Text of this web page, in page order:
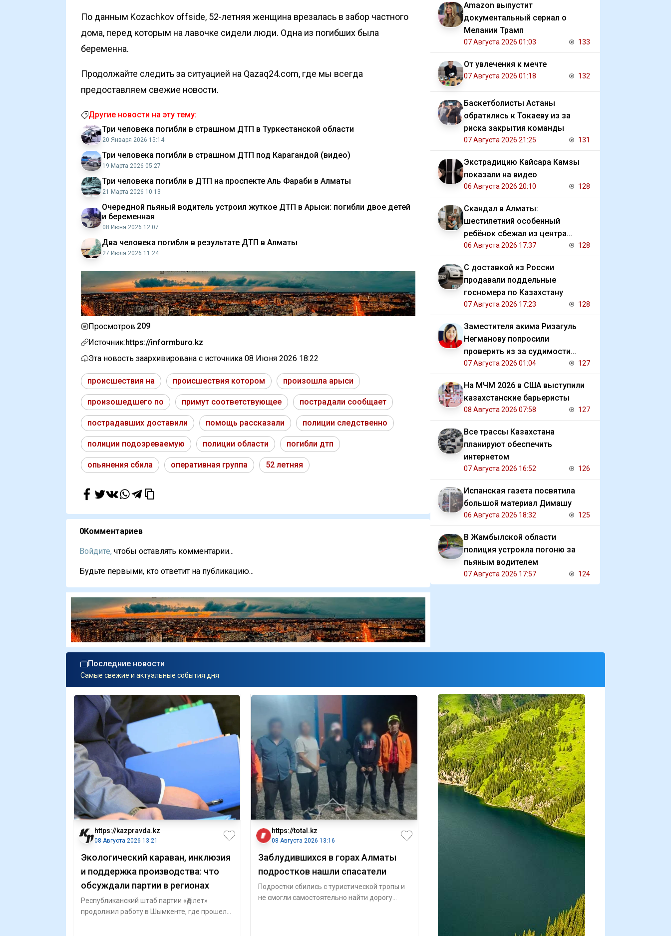
По данным Kozachkov offside, 52-летняя женщина врезалась в забор частного
дома, перед которым на лавочке сидели люди. Одна из погибших была
беременна.
Продолжайте следить за ситуацией на Qazaq24.com, где мы всегда
предоставляем свежие новости.
Другие новости на эту тему:
Три человека погибли в страшном ДТП в Туркестанской области
20 Января 2026 15:14
Три человека погибли в страшном ДТП под Карагандой (видео)
19 Марта 2026 05:27
Три человека погибли в ДТП на проспекте Аль Фараби в Алматы
21 Марта 2026 10:13
Очередной пьяный водитель устроил жуткое ДТП в Арыси: погибли двое детей
и беременная
08 Июня 2026 12:07
Два человека погибли в результате ДТП в Алматы
27 Июля 2026 11:24
Просмотров:209
Источник:https://informburo.kz
Эта новость заархивирована с источника 08 Июня 2026 18:22
происшествия на происшествия котором произошла арыси
произошедшего по примут соответствующее пострадали сообщает
пострадавших доставили помощь рассказали полиции следственно
полиции подозреваемую полиции области погибли дтп
опьянения сбила оперативная группа 52 летняя
0Комментариев
Войдите, чтобы оставлять комментарии...
Будьте первыми, кто ответит на публикацию...
Amazon выпустит
документальный сериал о
Мелании Трамп
07 Августа 2026 01:03 133
От увлечения к мечте
07 Августа 2026 01:18 132
Баскетболисты Астаны
обратились к Токаеву из за
риска закрытия команды
07 Августа 2026 21:25 131
Экстрадицию Кайсара Камзы
показали на видео
06 Августа 2026 20:10 128
Скандал в Алматы:
шестилетний особенный
ребёнок сбежал из центра
реабилитации и потерялся
06 Августа 2026 17:37 128
С доставкой из России
продавали поддельные
госномера по Казахстану
07 Августа 2026 17:23 128
Заместителя акима Ризагуль
Негманову попросили
проверить из за судимости
сестры
07 Августа 2026 01:04 127
На МЧМ 2026 в США выступили
казахстанские барьеристы
08 Августа 2026 07:58 127
Все трассы Казахстана
планируют обеспечить
интернетом
07 Августа 2026 16:52 126
Испанская газета посвятила
большой материал Димашу
06 Августа 2026 18:32 125
В Жамбылской области
полиция устроила погоню за
пьяным водителем
07 Августа 2026 17:57 124
Последние новости
Самые свежие и актуальные события дня
https://kazpravda.kz
08 Августа 2026 13:21
Экологический караван, инклюзия
и поддержка производства: что
обсуждали партии в регионах
Республиканский штаб партии «Әділет»
продолжил работу в Шымкенте, где прошел
https://total.kz
08 Августа 2026 13:16
Заблудившихся в горах Алматы
подростков нашли спасатели
Подростки сбились с туристической тропы и
не смогли самостоятельно найти дорогу